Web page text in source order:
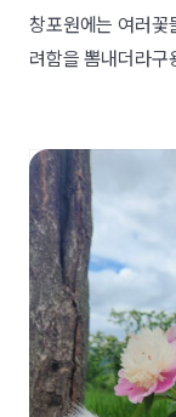
창포원에는 여러꽃
려함을 뽐내더라